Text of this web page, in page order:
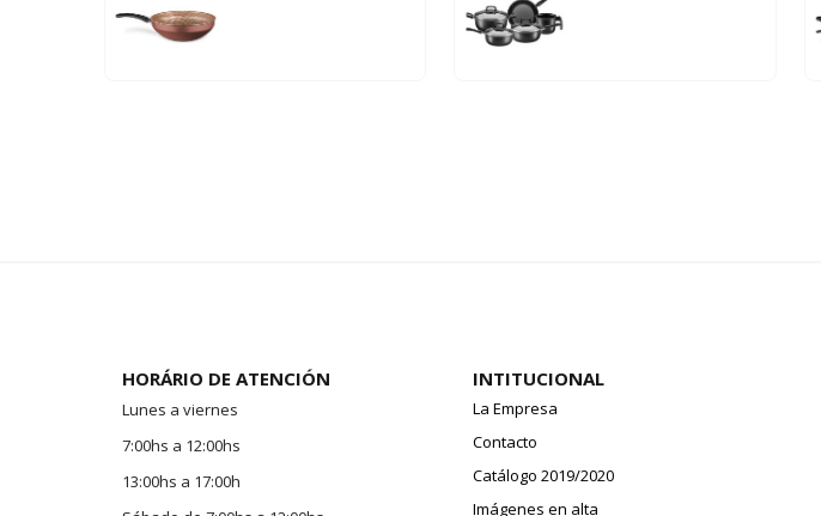
HORÁRIO DE ATENCIÓN
Lunes a viernes
7:00hs a 12:00hs
13:00hs a 17:00h
INTITUCIONAL
La Empresa
Contacto
Catálogo 2019/2020
Imágenes en alta